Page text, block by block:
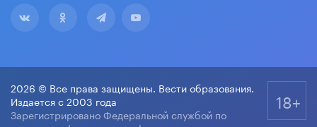
2026 © Все права защищены. Вести образования.
Издается с 2003 года
Зарегистрировано Федеральной службой по
18+